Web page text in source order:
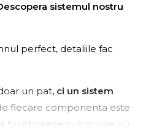
sistemul nostru
perfect, detaliile fac
un pat, ci un sistem
fiecare componenta este
functioneze in armonie cu